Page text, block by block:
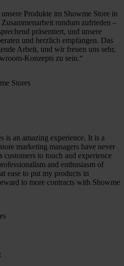
Produkte im Showme Store in
rundum zufrieden –
präsentiert, und unsere
und herzlich empfangen. Das
Arbeit, und wir freuen uns sehr,
Konzepts zu sein.“
is an amazing experience. It is a
marketing managers have never
to touch and experience
and enthusiasm of
ease to put my products in
to more contracts with Showme